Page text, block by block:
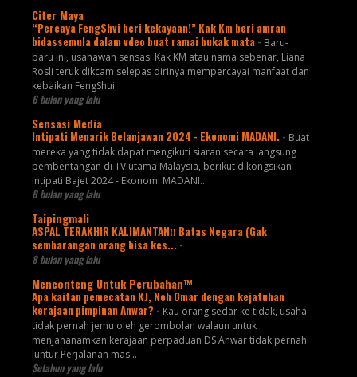
Citer Maya
“Percaya FengShvi beri kekayaan!” Kak Km beri amran
bidassemula dalam vdeo buat ramai bukak mata - Baru-
baru ini, usahawan sensasi Kak KM atau nama sebenar, Liana
Rosli teruk dikcam selepas dirinya mempercayai manfaat dan
kebaikan FengShui
6 bulan yang lalu
Sensasi Media
Intipati Menarik Belanjawan 2024 - Ekonomi MADANI. - Buat
mereka yang tidak dapat mengikuti siaran secara langsung
pembentangan di TV utama Malaysia, berikut dikongsikan
intipati Bajet 2024 - Ekonomi MADANI...
8 bulan yang lalu
Taipingmali
ASPAL TERAKHIR KALIMANTAN‼️ Batas Negara (Gak
sembarangan orang bisa kes... -
8 bulan yang lalu
Menconteng Untuk Perubahan™
Apa kaitan pemecatan KJ, Noh Omar dengan kejatuhan
kerajaan pimpinan Anwar? - Kau orang sedar ke tidak, usaha
tidak pernah jemu oleh gerombolan walaun untuk
menjahanamkan kerajaan perpaduan DS Anwar tidak pernah
luntur Perjalanan mas...
Setahun yang lalu